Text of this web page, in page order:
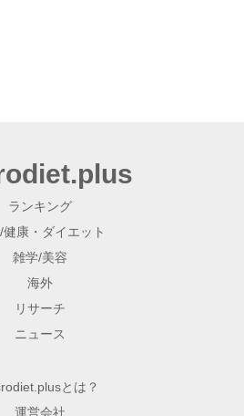
ランキング
健康・ダイエット
雑学/美容
海外
リサーチ
ニュース
とは？
運営会社